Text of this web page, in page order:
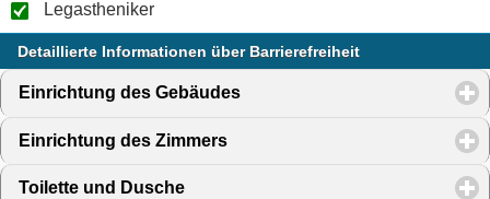
Legastheniker
Detaillierte Informationen über Barrierefreiheit
Einrichtung des Gebäudes
Einrichtung des Zimmers
Toilette und Dusche